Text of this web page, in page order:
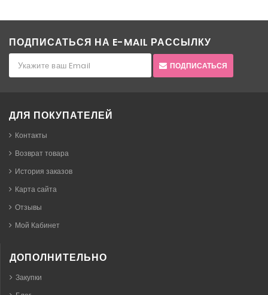
ПОДПИСАТЬСЯ НА E-MAIL РАССЫЛКУ
ПОДПИСАТЬСЯ
ДЛЯ ПОКУПАТЕЛЕЙ
Контакты
Возврат товара
История заказов
Карта сайта
Отзывы
Мой Кабинет
ДОПОЛНИТЕЛЬНО
Закупки